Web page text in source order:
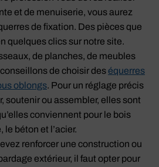
et de menuiserie, vous aurez
de fixation. Des pièces que
quelques clics sur notre site.
de planches, de meubles
de choisir deséquerres
oblongs. Pour un réglage précis
soutenir ou assembler, elles sont
conviennent pour le bois
béton et l’acier.
renforcer une construction ou
extérieur, il faut opter pour